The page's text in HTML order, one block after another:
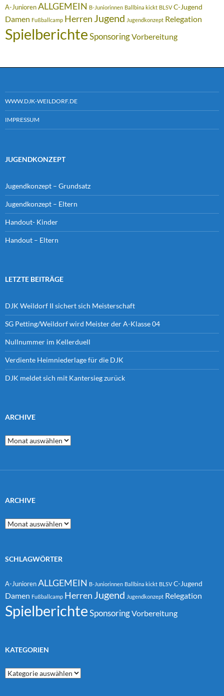
A-Junioren ALLGEMEIN B-Juniorinnen Ballbina kickt BLSV C-Jugend
Damen Fußballcamp Herren Jugend Jugendkonzept Relegation
SpielberichteSponsoringVorbereitung
WWW.DJK-WEILDORF.DE
IMPRESSUM
JUGENDKONZEPT
Jugendkonzept – Grundsatz
Jugendkonzept – Eltern
Handout- Kinder
Handout – Eltern
LETZTE BEITRÄGE
DJK Weildorf II sichert sich Meisterschaft
SG Petting/Weildorf wird Meister der A-Klasse 04
Nullnummer im Kellerduell
Verdiente Heimniederlage für die DJK
DJK meldet sich mit Kantersieg zurück
ARCHIVE
Archive
ARCHIVE
Archive
SCHLAGWÖRTER
A-Junioren ALLGEMEIN B-Juniorinnen Ballbina kickt BLSV C-Jugend
Damen Fußballcamp Herren Jugend Jugendkonzept Relegation
SpielberichteSponsoringVorbereitung
KATEGORIEN
Kategorien